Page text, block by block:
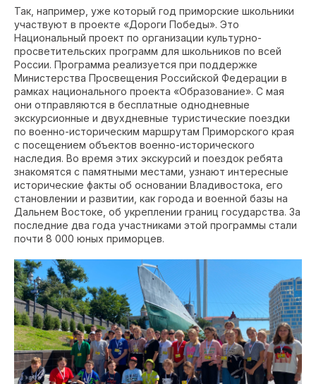
Так, например, уже который год приморские школьники
участвуют в проекте «Дороги Победы». Это
Национальный проект по организации культурно-
просветительских программ для школьников по всей
России. Программа реализуется при поддержке
Министерства Просвещения Российской Федерации в
рамках национального проекта «Образование». С мая
они отправляются в бесплатные однодневные
экскурсионные и двухдневные туристические поездки
по военно-историческим маршрутам Приморского края
с посещением объектов военно-исторического
наследия. Во время этих экскурсий и поездок ребята
знакомятся с памятными местами, узнают интересные
исторические факты об основании Владивостока, его
становлении и развитии, как города и военной базы на
Дальнем Востоке, об укреплении границ государства. За
последние два года участниками этой программы стали
почти 8 000 юных приморцев.